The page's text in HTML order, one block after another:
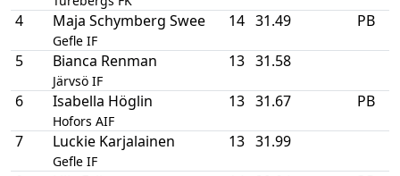
4 Maja Schymberg Swee
Gefle IF
14 31.49 PB
5 Bianca Renman
Järvsö IF
13 31.58
6 Isabella Höglin
Hofors AIF
13 31.67 PB
7 Luckie Karjalainen
Gefle IF
13 31.99